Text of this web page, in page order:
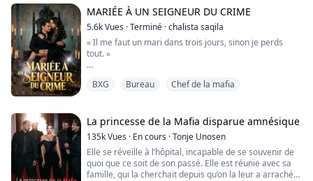
Je me précipitai. « Amara. Arrête de traumatiser ces
pauvres gens. »
Elle se retourna, ravie. « Sera !...
MARIÉE À UN SEIGNEUR DU CRIME
5.6kVues ·Terminé ·chalista saqila
« Il me faut un mari dans trois jours, sinon je perds
tout. »
avaient tourné court, ma mère a menacé d’annuler le
caritative.
Désespérée et grisée au champagne, je suis allée droit
vers l’homme le plus intimidant du gala. Il était froid,
ar...
BXG Bureau Chef de la mafia
La princesse de la Mafia disparue amnésique
135kVues · En cours ·Tonje Unosen
Elle se réveille à l’hôpital, incapable de se souvenir de
quoi que ce soit de son passé. Elle est réunie avec sa
famille, qui la cherchait depuis qu’on la leur a arrachée.